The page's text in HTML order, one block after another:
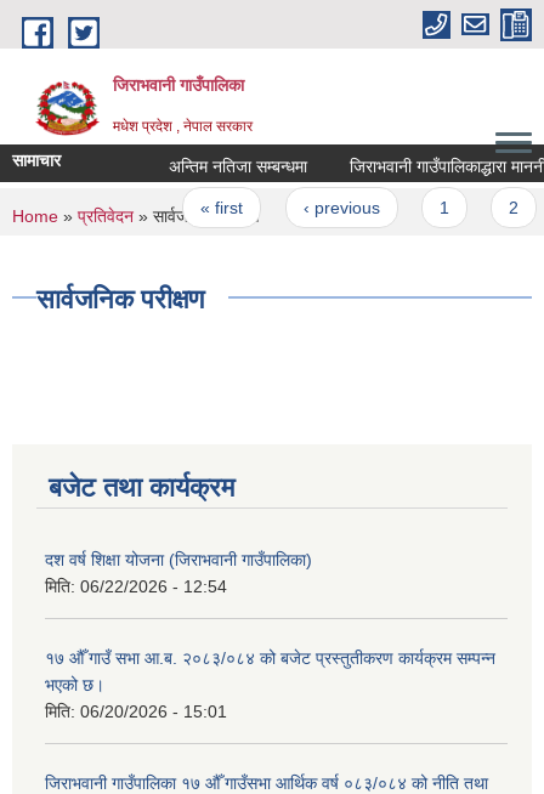
Skip to main content
जिराभवानी गाउँपालिका
मधेश प्रदेश , नेपाल सरकार
सामाचार अन्तिम नतिजा सम्बन्धमा जिराभवानी गाउँपालिकाद्धारा
Pages
« first ‹ previous
You are here
Home » प्रतिवेदन » सार्वजनिक परीक्षण
सार्वजनिक परीक्षण
बजेट तथा कार्यक्रम
दश वर्ष शिक्षा योजना (जिराभवानी गाउँपालिका)
मिति: 06/22/2026 - 12:54
१७ औँ गाउँ सभा आ.ब. २०८३/०८४ को बजेट प्रस्तुतीकरण कार्यक्रम सम्पन्न
भएको छ।
मिति: 06/20/2026 - 15:01
जिराभवानी गाउँपालिका १७ औँ गाउँसभा आर्थिक वर्ष ०८३/०८४ को नीति तथा